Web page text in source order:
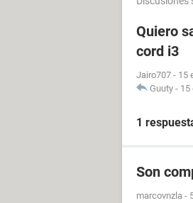
Quiero
cord i3
Jairo707 - 15
Guuty - 15
1
Son
marcovnzla -